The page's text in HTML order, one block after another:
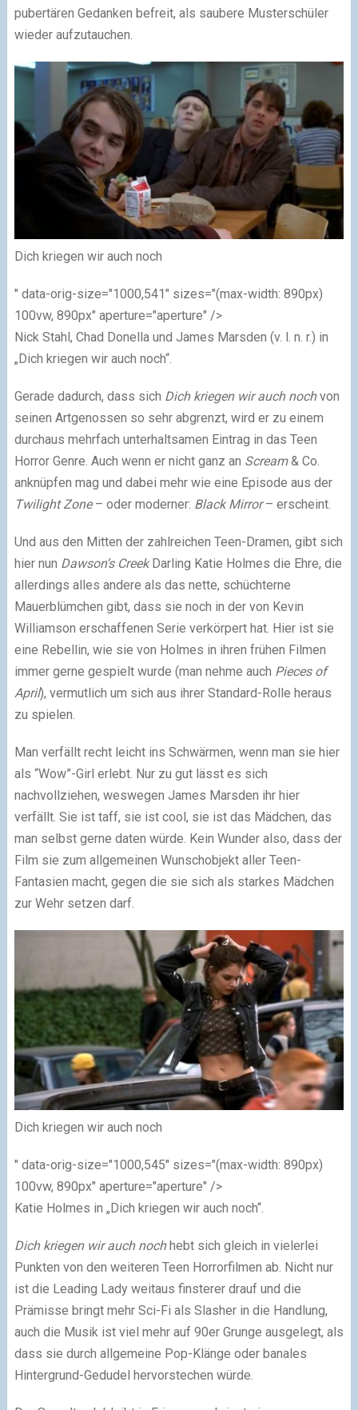
pubertären Gedanken befreit, als saubere Musterschüler
wieder aufzutauchen.
Dich kriegen wir auch noch
" data-orig-size="1000,541" sizes="(max-width: 890px)
100vw, 890px" aperture="aperture" />
Nick Stahl, Chad Donella und James Marsden (v. l. n. r.) in
„Dich kriegen wir auch noch“.
Gerade dadurch, dass sich Dich kriegen wir auch nochvon
seinen Artgenossen so sehr abgrenzt, wird er zu einem
durchaus mehrfach unterhaltsamen Eintrag in das Teen
Horror Genre. Auch wenn er nicht ganz an Scream& Co.
anknüpfen mag und dabei mehr wie eine Episode aus der
Twilight Zone– oder moderner: Black Mirror– erscheint.
Und aus den Mitten der zahlreichen Teen-Dramen, gibt sich
hier nun Dawson’s CreekDarling Katie Holmes die Ehre, die
allerdings alles andere als das nette, schüchterne
Mauerblümchen gibt, dass sie noch in der von Kevin
Williamson erschaffenen Serie verkörpert hat. Hier ist sie
eine Rebellin, wie sie von Holmes in ihren frühen Filmen
immer gerne gespielt wurde (man nehme auch Pieces of
April), vermutlich um sich aus ihrer Standard-Rolle heraus
zu spielen.
Man verfällt recht leicht ins Schwärmen, wenn man sie hier
als “Wow”-Girl erlebt. Nur zu gut lässt es sich
nachvollziehen, weswegen James Marsden ihr hier
verfällt. Sie ist taff, sie ist cool, sie ist das Mädchen, das
man selbst gerne daten würde. Kein Wunder also, dass der
Film sie zum allgemeinen Wunschobjekt aller Teen-
Fantasien macht, gegen die sie sich als starkes Mädchen
zur Wehr setzen darf.
Dich kriegen wir auch noch
" data-orig-size="1000,545" sizes="(max-width: 890px)
100vw, 890px" aperture="aperture" />
Katie Holmes in „Dich kriegen wir auch noch“.
Dich kriegen wir auch nochhebt sich gleich in vielerlei
Punkten von den weiteren Teen Horrorfilmen ab. Nicht nur
ist die Leading Lady weitaus finsterer drauf und die
Prämisse bringt mehr Sci-Fi als Slasher in die Handlung,
auch die Musik ist viel mehr auf 90er Grunge ausgelegt, als
dass sie durch allgemeine Pop-Klänge oder banales
Hintergrund-Gedudel hervorstechen würde.